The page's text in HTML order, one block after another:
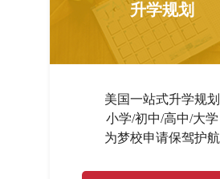
升学规划
美国一站式升学规划
小学/初中/高中/大学
为梦校申请保驾护航